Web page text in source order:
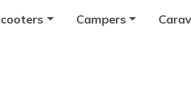
Campers